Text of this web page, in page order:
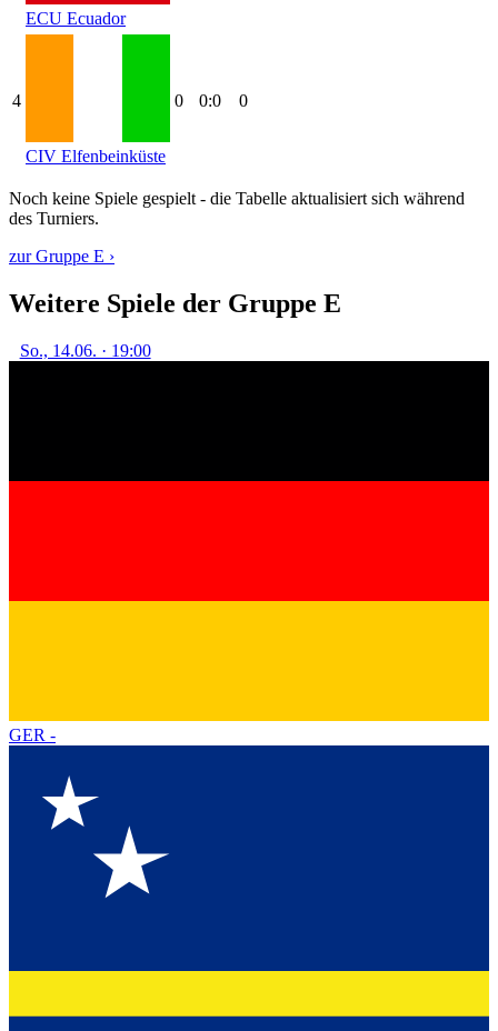
ECU Ecuador
4
CIV Elfenbeinküste
0 0:0 0
Noch keine Spiele gespielt - die Tabelle aktualisiert sich während
des Turniers.
zur Gruppe E ›
Weitere Spiele der Gruppe E
So., 14.06. · 19:00
GER -